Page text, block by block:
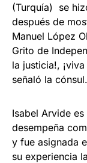
(Turquía) se
después de
Manuel López
Grito de
la justicia!,
señaló la cónsul.
Isabel Arvide
desempeña
y fue asignada
su experiencia